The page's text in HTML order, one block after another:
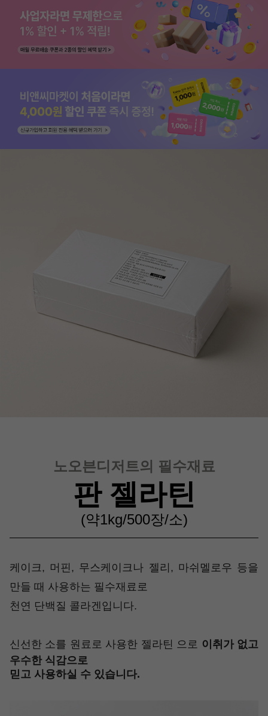
노오븐디저트의 필수재료
판 젤라틴
(약1kg/500장/소)
케이크, 머핀, 무스케이크나 젤리, 마쉬멜로우 등을
만들 때 사용하는 필수재료로
천연 단백질 콜라겐입니다.
신선한 소를 원료로 사용한 젤라틴 으로 이취가 없고
우수한 식감으로
믿고 사용하실 수 있습니다.